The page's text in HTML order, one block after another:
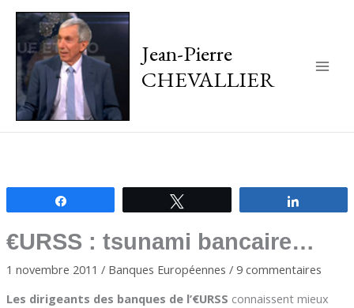
Jean-Pierre
CHEVALLIER
€URSS : tsunami bancaire…
1 novembre 2011 / Banques Européennes / 9 commentaires
Les dirigeants des banques de l’€URSS connaissent mieux